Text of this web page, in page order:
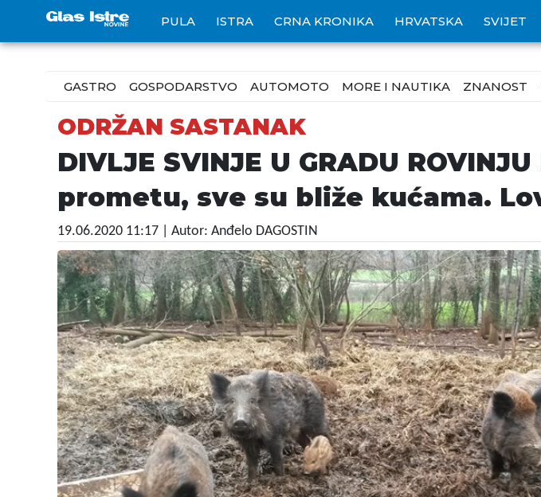
PULA ISTRA CRNA KRONIKA HRVATSKA SVIJET
GASTRO GOSPODARSTVO AUTOMOTO MORE I NAUTIKA ZNANOST
ODRŽAN SASTANAK
DIVLJE SVINJE U GRADU
prometu, sve su bliže kućama.
19.06.2020 11:17 | Autor: Anđelo DAGOSTIN